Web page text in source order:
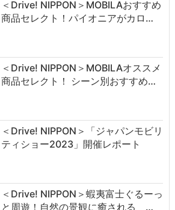
＜Drive! NIPPON＞MOBILAおすすめ
商品セレクト！パイオニアがカロ…
＜Drive! NIPPON＞MOBILAオススメ
商品セレクト！ シーン別おすすめ…
＜Drive! NIPPON＞「ジャパンモビリ
ティショー2023」開催レポート
＜Drive! NIPPON＞蝦夷富士ぐるーっ
と周遊！自然の景観に癒される …